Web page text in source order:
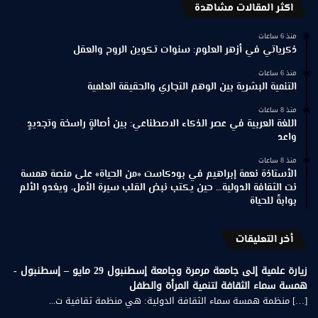
اكثر المقالات مشاهدة
منذ 6 ساعات
ذكرياتي في أزهر العلوم: سنوات تكوين الروح والعقل
منذ 6 ساعات
التنمية البشرية بين الوهم التجاري والحقيقة العلمية
منذ 8 ساعات
اللغة العربية في عصر الذكاء الاصطناعي: بين أصالةٍ راسخة وتجديدٍ
واعد
منذ 8 ساعات
الأستاذة نعمة إبراهيم في بودكاست «من الحياة» على منصة همسة
نت الثقافة الدولية… حين يكتب نبض القلب سيرة الأمل، ويغدو الألم
بوابةً للحياة
أخر التعليقات
زيارة علمية إلى جامعة مرمرة وجامعة إسطنبول 29 مايو – إسطنبول -
همسة سماء الثقافة لتنمية المرأة والطفل
[…] منظمة همسة سماء الثقافة الدولية: هي منظمة ثقافية ت...